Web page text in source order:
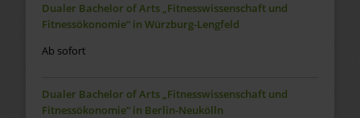
Dualer Bachelor of Arts „Fitnesswissenschaft und
Fitnessökonomie“ in Würzburg-Lengfeld
Ab sofort
Dualer Bachelor of Arts „Fitnesswissenschaft und
Fitnessökonomie“ in Berlin-Neukölln